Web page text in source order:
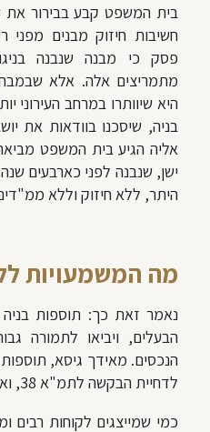
בית המשפט קבע בבירור את
חשיבות חיזוק מבנים
פסק כי מבנה שנבנה
מתמריצים אלה. אלא
היא שיוותרו במרחב העירוני
בניה, שיסכנו בוודאות את
אליה הגיע בית המשפט
ישן, שנבנה לפני כארבעים
היתר, ללא חיזוק וללא
מה המשמעויות
נאמר זאת כך: תוספות בניה
הבעלים, ויביאו לתמורה
הנכסים. מאידך גיסא, תוספות
לדחיית הבקשה לתמ"א 38, ואף לפגוע בזכויות הבעלים.
כמי שמייצגים לקוחות רבים